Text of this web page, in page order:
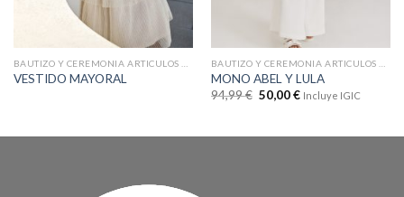
VESTIDO MAYORAL
MONO ABEL Y LULA
94,99€ 50,00€ Incluye IGIC